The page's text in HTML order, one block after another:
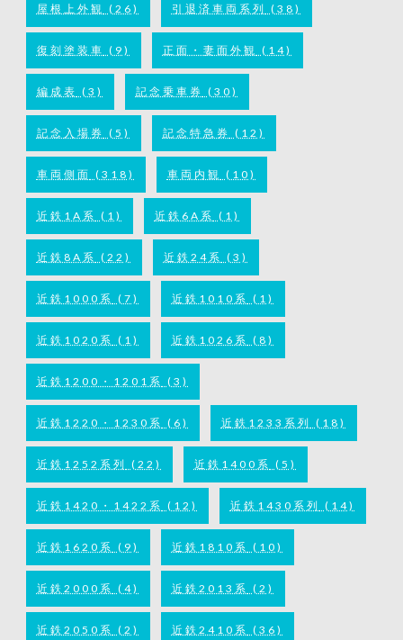
屋根上外観 (26) 引退済車両系列 (38)
復刻塗装車 (9) 正面・妻面外観 (14)
編成表 (3) 記念乗車券 (30)
記念入場券 (5) 記念特急券 (12)
車両側面 (318) 車両内観 (10)
近鉄1A系 (1) 近鉄6A系 (1)
近鉄8A系 (22) 近鉄24系 (3)
近鉄1000系 (7) 近鉄1010系 (1)
近鉄1020系 (1) 近鉄1026系 (8)
近鉄1200・1201系 (3)
近鉄1220・1230系 (6) 近鉄1233系列 (18)
近鉄1252系列 (22) 近鉄1400系 (5)
近鉄1420・1422系 (12) 近鉄1430系列 (14)
近鉄1620系 (9) 近鉄1810系 (10)
近鉄2000系 (4) 近鉄2013系 (2)
近鉄2050系 (2) 近鉄2410系 (36)